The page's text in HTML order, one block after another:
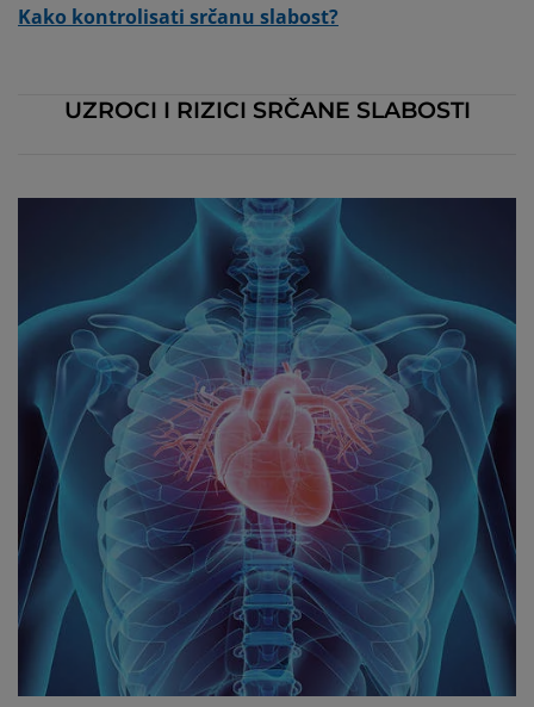
Kako kontrolisati srčanu slabost?
UZROCI I RIZICI SRČANE SLABOSTI